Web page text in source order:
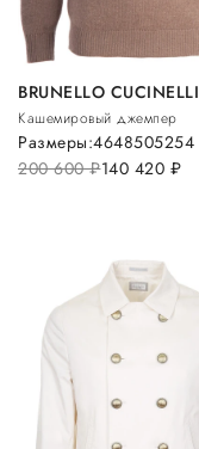
BRUNELLO CUCINELLI
Кашемировый джемпер
200 600руб.140 420 руб.
Размеры:4648505254